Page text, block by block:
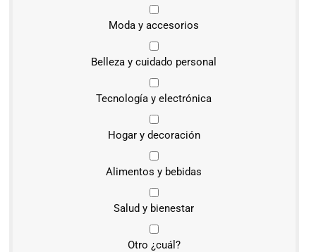
Moda y accesorios
Belleza y cuidado personal
Tecnología y electrónica
Hogar y decoración
Alimentos y bebidas
Salud y bienestar
Otro ¿cuál?